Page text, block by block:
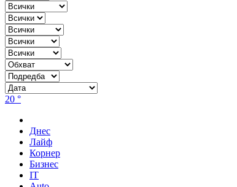
20 °
Днес
Лайф
Корнер
Бизнес
IT